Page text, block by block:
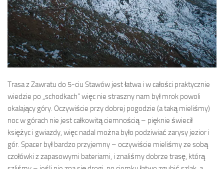
Trasa z Zawratu do 5-ciu Stawów jest łatwa i w całości praktycznie
wiedzie po „schodkach” więc nie straszny nam był mrok powoli
okalający góry. Oczywiście przy dobrej pogodzie (a taką mieliśmy)
noc w górach nie jest całkowitą ciemnością – pięknie świecił
księżyc i gwiazdy, więc nadal można było podziwiać zarysy jezior i
gór. Spacer był bardzo przyjemny – oczywiście mieliśmy ze sobą
czołówki z zapasowymi bateriami, i znaliśmy dobrze trasę, którą